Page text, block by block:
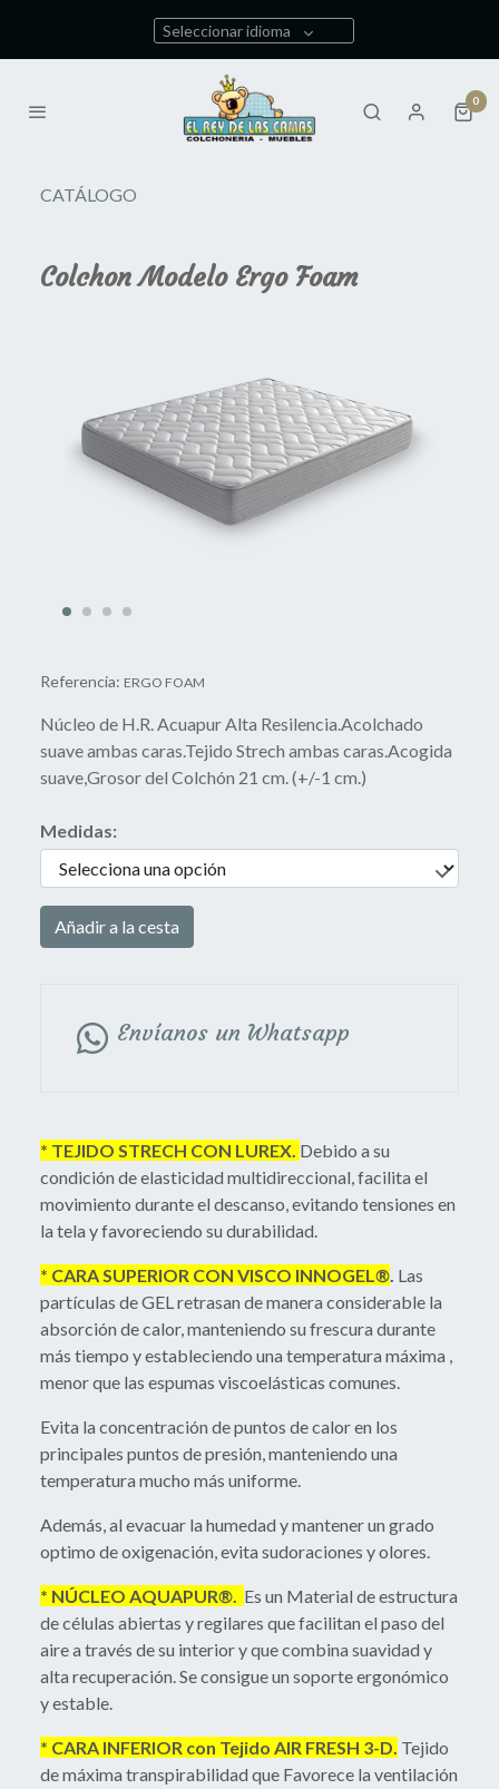
Seleccionar idioma
0
CATÁLOGO
Colchon Modelo Ergo Foam
Referencia: ERGO FOAM
Núcleo de H.R. Acuapur Alta Resilencia.Acolchado
suave ambas caras.Tejido Strech ambas caras.Acogida
suave,Grosor del Colchón 21 cm. (+/-1 cm.)
Medidas:
Añadir a la cesta
Envíanos un Whatsapp
* TEJIDO STRECH CON LUREX. Debido a su
condición de elasticidad multidireccional, facilita el
movimiento durante el descanso, evitando tensiones en
la tela y favoreciendo su durabilidad.
* CARA SUPERIOR CON VISCO INNOGEL®. Las
partículas de GEL retrasan de manera considerable la
absorción de calor, manteniendo su frescura durante
más tiempo y estableciendo una temperatura máxima ,
menor que las espumas viscoelásticas comunes.
Evita la concentración de puntos de calor en los
principales puntos de presión, manteniendo una
temperatura mucho más uniforme.
Además, al evacuar la humedad y mantener un grado
optimo de oxigenación, evita sudoraciones y olores.
* NÚCLEO AQUAPUR®. Es un Material de estructura
de células abiertas y regilares que facilitan el paso del
aire a través de su interior y que combina suavidad y
alta recuperación. Se consigue un soporte ergonómico
y estable.
* CARA INFERIOR con Tejido AIR FRESH 3-D. Tejido
de máxima transpirabilidad que Favorece la ventilación